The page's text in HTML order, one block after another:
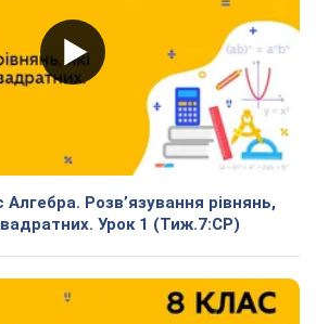
Розв’язування рівнянь,
Урок 1 (Тиж.7:СР)